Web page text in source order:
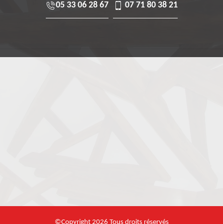
05 33 06 28 67 07 71 80 38 21
©Copyright 2026 Tous droits réservés